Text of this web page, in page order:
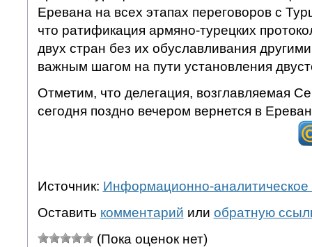
Еревана на всех этапах переговоров с
что ратификация армяно-турецких
двух стран без их обуславливания
важным шагом на пути установления
Отметим, что делегация, возглавляемая
сегодня поздно вечером вернется в
Источник: Информационно-аналитическое
Оставить комментарий или обратную
(Пока оценок нет)